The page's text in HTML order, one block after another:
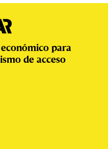
para
de acceso